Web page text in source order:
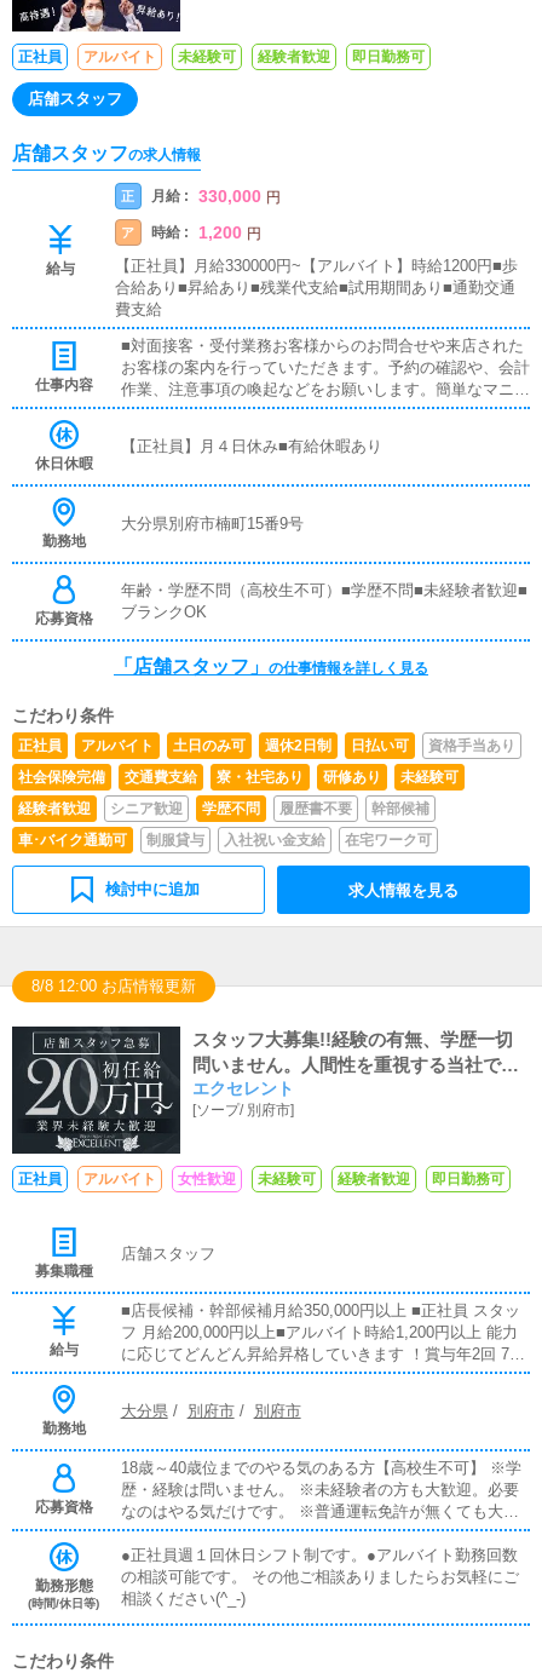
正社員 アルバイト 未経験可 経験者歓迎 即日勤務可
店舗スタッフ
店舗スタッフの求人情報
給与
正 月給 : 330,000 円
ア 時給 : 1,200 円
【正社員】月給330000円~【アルバイト】時給1200円■歩
合給あり■昇給あり■残業代支給■試用期間あり■通勤交通
費支給
仕事内容
■対面接客・受付業務お客様からのお問合せや来店された
お客様の案内を行っていただきます。予約の確認や、会計
作業、注意事項の喚起などをお願いします。簡単なマニュ
アルや、先輩スタッフに付いて業務内容を見ながら徐々に
す。■PC更新業務ヘブンネットなど、ポータルサイト等の
はボタンを押すだけや、ブログの更新時に簡単に文字が入
きます。■清掃・備品管理お客様やキャストの方に快適に
お過ごしいただくため、店内の清掃や備品の管理・補充を
行っていただきます。主な業務はホームページへの女の子
運営していく中で総合的なお仕事になります。
休日休暇
【正社員】月４日休み■有給休暇あり
勤務地
大分県別府市楠町15番9号
応募資格
年齢・学歴不問（高校生不可）■学歴不問■未経験者歓迎■
ブランクOK
「店舗スタッフ」 の仕事情報を詳しく見る
こだわり条件
正社員 アルバイト 土日のみ可 週休2日制 日払い可
資格手当あり
社会保険完備
交通費支給 寮・社宅あり 研修あり
未経験可
経験者歓迎
シニア歓迎 学歴不問 履歴書不要
幹部候補
車･バイク通勤可
制服貸与 入社祝い金支給 在宅ワーク可
検討中に追加 求人情報を見る
8/8 12:00 お店情報更新
スタッフ大募集!!経験の有無、学歴一切
問いません。人間性を重視する当社では
明るく元気な方を求めています！
エクセレント
[ソープ/ 別府市]
正社員 アルバイト 女性歓迎 未経験可 経験者歓迎 即日勤務可
募集職種
店舗スタッフ
給与
■店長候補・幹部候補月給350,000円以上 ■正社員 スタッ
フ 月給200,000円以上■アルバイト時給1,200円以上 能力
に応じてどんどん昇給昇格していきます ！賞与年2回 7
月・12月の年2回 売上歩合・大入手当てあり 月、日々の
払い可能ですので相談してください ！
勤務地
大分県 / 別府市/ 別府市
応募資格
18歳～40歳位までのやる気のある方【高校生不可】 ※学
歴・経験は問いません。 ※未経験者の方も大歓迎。必要
なのはやる気だけです。 ※普通運転免許が無くても大丈
夫 【１】店長(店舗責任者) 店舗全体の運営 【２】幹部候
補 業務内容 店長補佐、キャスト管理、受付での業務
など営業面の運営 【３】ホールスタッフ 業務内容 接客
応対、清掃、店内業務全般を行います。 ※勤務後出来る
事を増やせばステップアップ可能です。 【４】Webスタ
勤務形態
(時間/休日等)
●正社員週１回休日シフト制です。●アルバイト勤務回数
の相談可能です。 その他ご相談ありましたらお気軽にご
相談ください(^_-)
こだわり条件